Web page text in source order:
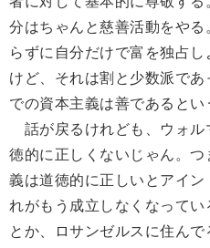
分はちゃんと慈善活動をや
らずに自分だけで富を独占
けど、それは割と少数派で
での資本主義は善であるとい
話が戻るけれども、ウォル
徳的に正しくないじゃん。
義は道徳的に正しいとアイ
れがもう成立しなくなって
とか、ロサンゼルスに住ん